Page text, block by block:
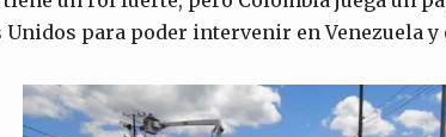
Unidos para poder intervenir en Venezuela y